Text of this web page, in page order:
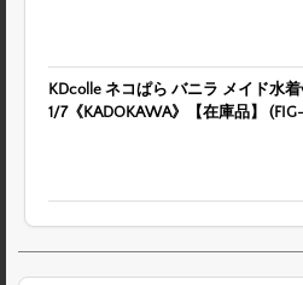
KDcolle ネコぱら バニラ メイド水
1/7《KADOKAWA》【在庫品】 (FIG-